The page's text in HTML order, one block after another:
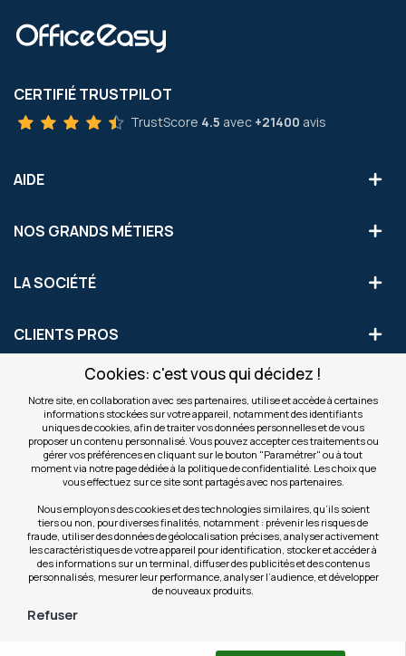
Cookies: c'est vous qui décidez !
Notre site, en collaboration avec ses partenaires, utilise et accède à certaines
informations stockées sur votre appareil, notamment des identifiants
uniques de cookies, afin de traiter vos données personnelles et de vous
proposer un contenu personnalisé. Vous pouvez accepter ces traitements ou
gérer vos préférences en cliquant sur le bouton "Paramétrer" ou à tout
moment via notre page dédiée à la politique de confidentialité. Les choix que
vous effectuez sur ce site sont partagés avec nos partenaires.
Nous employons des cookies et des technologies similaires, qu’ils soient
tiers ou non, pour diverses finalités, notamment : prévenir les risques de
fraude, utiliser des données de géolocalisation précises, analyser activement
les caractéristiques de votre appareil pour identification, stocker et accéder à
des informations sur un terminal, diffuser des publicités et des contenus
personnalisés, mesurer leur performance, analyser l’audience, et développer
de nouveaux produits.
Refuser
CERTIFIÉ TRUSTPILOT
TrustScore 4.5 avec +21400 avis
AIDE
NOS GRANDS MÉTIERS
LA SOCIÉTÉ
CLIENTS PROS
S'INSCRIRE AUX OFFRES COMMERCIALES
Inscription
notre
newsletter
Valider
NOS SITES